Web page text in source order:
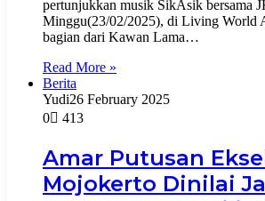
pertunjukkan musik SikAsik bersama
Minggu(23/02/2025), di Living World
bagian dari Kawan Lama…
Read More »
Berita
Yudi26 February 2025
0
413
Amar Putusan
Mojokerto Dinilai